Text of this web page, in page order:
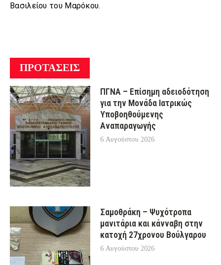
Βασιλείου του Μαρόκου.
ΠΡΟΤΑΣΕΙΣ
ΠΓΝΑ – Επίσημη αδειοδότηση
για την Μονάδα Ιατρικώς
Υποβοηθούμενης
Αναπαραγωγής
6 Αυγούστου 2026
Σαμοθράκη – Ψυχότροπα
μανιτάρια και κάνναβη στην
κατοχή 27χρονου Βούλγαρου
6 Αυγούστου 2026